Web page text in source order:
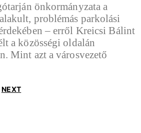
önkormányzata a
problémás parkolási
– erről Kreicsi Bálint
a közösségi oldalán
Mint azt a városvezető
NEXT